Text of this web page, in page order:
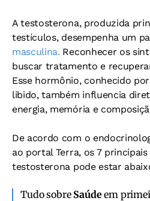
A testosterona, produzida
testículos, desempenha um
masculina. Reconhecer os
buscar tratamento e
Esse hormônio, conhecido
libido, também influencia
energia, memória e
De acordo com o
ao portal Terra, os 7 principais
testosterona pode estar
Tudo sobre Saúdeem